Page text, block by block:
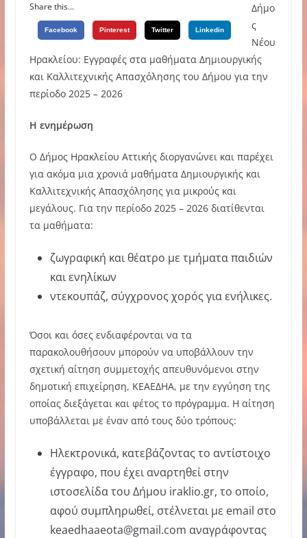
Share this...
Facebook Pinterest Twitter Linkedin
Δήμο
ς
Νέου
Ηρακλείου: Εγγραφές στα μαθήματα Δημιουργικής
και Καλλιτεχνικής Απασχόλησης του Δήμου για την
περίοδο 2025 – 2026
Η ενημέρωση
Ο Δήμος Ηρακλείου Αττικής διοργανώνει και παρέχει
για ακόμα μια χρονιά μαθήματα Δημιουργικής και
Καλλιτεχνικής Απασχόλησης για μικρούς και
μεγάλους. Για την περίοδο 2025 – 2026 διατίθενται
τα μαθήματα:
ζωγραφική και θέατρο με τμήματα παιδιών
και ενηλίκων
ντεκουπάζ, σύγχρονος χορός για ενήλικες.
Όσοι και όσες ενδιαφέρονται να τα
παρακολουθήσουν μπορούν να υποβάλλουν την
σχετική αίτηση συμμετοχής απευθυνόμενοι στην
δημοτική επιχείρηση, ΚΕΑΕΔΗΑ, με την εγγύηση της
οποίας διεξάγεται και φέτος το πρόγραμμα. Η αίτηση
υποβάλλεται με έναν από τους δύο τρόπους:
Ηλεκτρονικά, κατεβάζοντας το αντίστοιχο
έγγραφο, που έχει αναρτηθεί στην
ιστοσελίδα του Δήμου iraklio.gr, το οποίο,
αφού συμπληρωθεί, στέλνεται με email στο
keaedhaaeota@gmail.com αναγράφοντας